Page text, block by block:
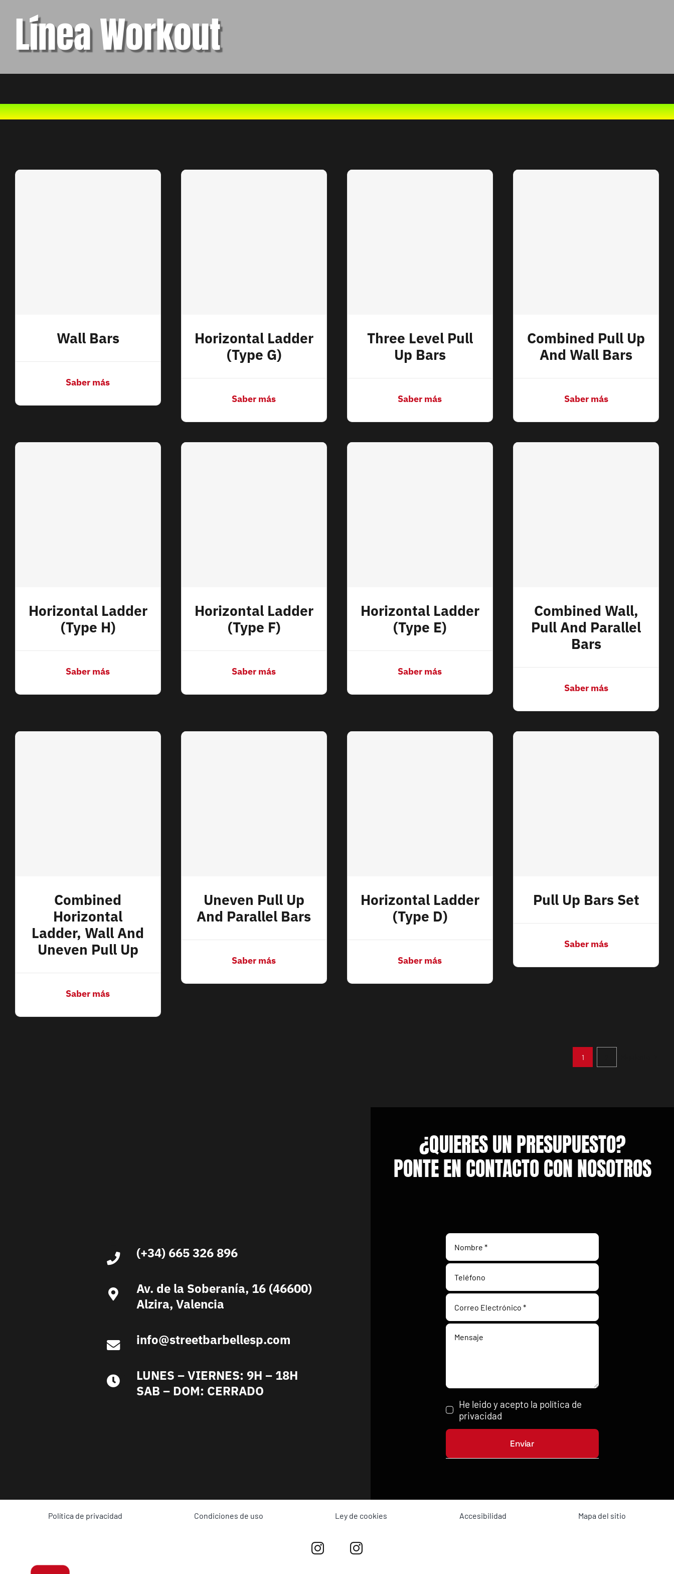
Línea Workout
Wall Bars
Saber más
Horizontal Ladder
(Type G)
Saber más
Three Level Pull
Up Bars
Saber más
Combined Pull Up
And Wall Bars
Saber más
Horizontal Ladder
(Type H)
Saber más
Horizontal Ladder
(Type F)
Saber más
Horizontal Ladder
(Type E)
Saber más
Combined Wall,
Pull And Parallel
Bars
Saber más
Combined
Horizontal
Ladder, Wall And
Uneven Pull Up
Saber más
Uneven Pull Up
And Parallel Bars
Saber más
Horizontal Ladder
(Type D)
Saber más
Pull Up Bars Set
Saber más
1
(+34) 665 326 896
Av. de la Soberanía, 16 (46600)
Alzira, Valencia
info@streetbarbellesp.com
LUNES – VIERNES: 9H – 18H
SAB – DOM: CERRADO
¿QUIERES UN PRESUPUESTO?
PONTE EN CONTACTO CON NOSOTROS
He leido y acepto la política de
privacidad
Enviar
Política de privacidad Condiciones de uso Ley de cookies Accesibilidad Mapa del sitio